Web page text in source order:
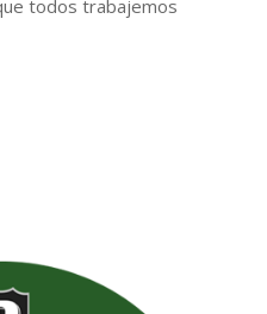
todos trabajemos